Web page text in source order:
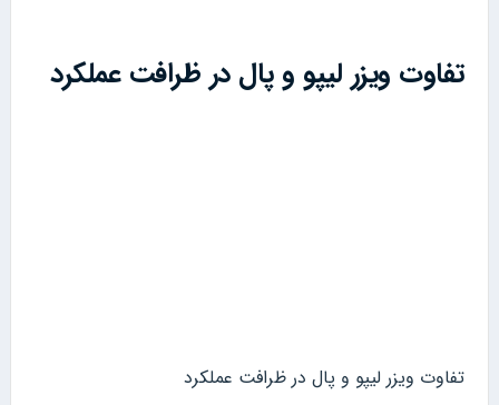
تفاوت ویزر لیپو و پال در ظرافت عملکرد
تفاوت ویزر لیپو و پال در ظرافت عملکرد